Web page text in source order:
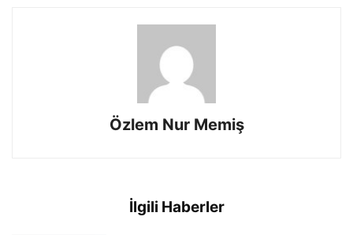
Özlem Nur Memiş
İlgili Haberler